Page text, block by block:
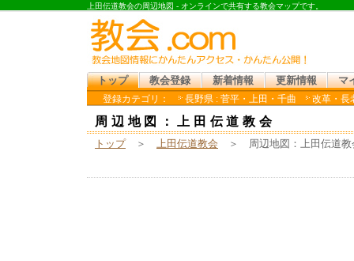
上田伝道教会の周辺地図 - オンラインで共有する教会マップです。
トップ 教会登録 新着情報 更新情報
マ
登録カテゴリ：
長野県 : 菅平・上田・千曲 改革・長
周辺地図：上田伝道教会
トップ ＞ 上田伝道教会 ＞ 周辺地図：上田伝道教